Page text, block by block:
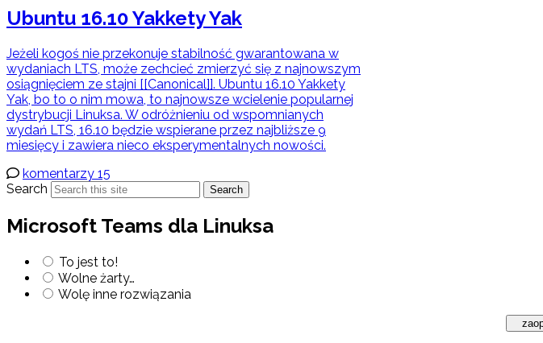
Ubuntu 16.10 Yakkety Yak
Jeżeli kogoś nie przekonuje stabilność gwarantowana w
wydaniach LTS, może zechcieć zmierzyć się z najnowszym
osiągnięciem ze stajni [[Canonical]]. Ubuntu 16.10 Yakkety
Yak, bo to o nim mowa, to najnowsze wcielenie popularnej
dystrybucji Linuksa. W odróżnieniu od wspomnianych
wydań LTS, 16.10 będzie wspierane przez najbliższe 9
miesięcy i zawiera nieco eksperymentalnych nowości.
komentarzy 15
Search
Search
Microsoft Teams dla Linuksa
To jest to!
Wolne żarty…
Wolę inne rozwiązania